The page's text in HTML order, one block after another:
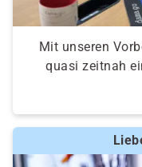
Mit unseren
quasi zeitnah